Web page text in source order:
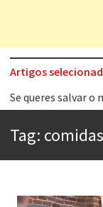
Artigos
Tem que filmar
Aprender a
Esse tal de Rock
Tag: